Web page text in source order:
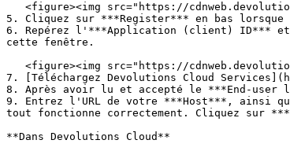
5. Cliquez sur ***Register*** en bas lorsque
6. Repérez l'***Application (client) ID*** et
cette fenêtre.
7. [Téléchargez Devolutions Cloud
8. Après avoir lu et accepté le ***End-user
9. Entrez l'URL de votre ***Host***, ainsi
tout fonctionne correctement. Cliquez sur
**Dans Devolutions Cloud**